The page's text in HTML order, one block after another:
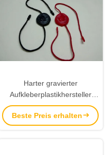
Harter gravierter
Aufkleberplastikhersteller
Logo Custom Engraved
Plastic Tagss
Beste Preis erhalten